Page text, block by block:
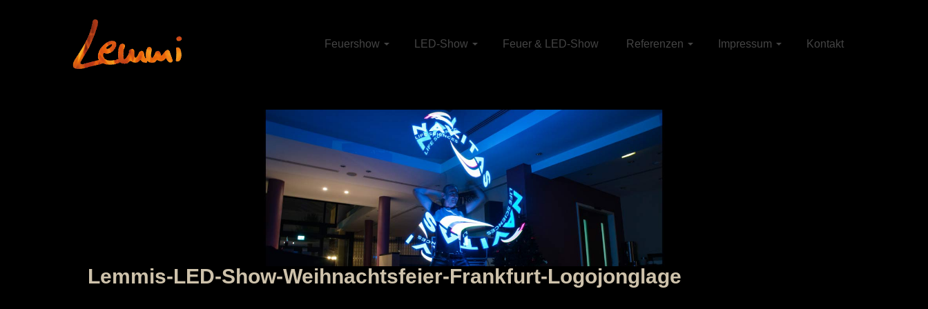
Feuershow LED-Show Feuer & LED-Show Referenzen Impressum Kontakt
Lemmis-LED-Show-Weihnachtsfeier-Frankfurt-Logojonglage